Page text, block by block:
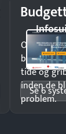
Opdag
tide og
inden de
problem.
Se 6